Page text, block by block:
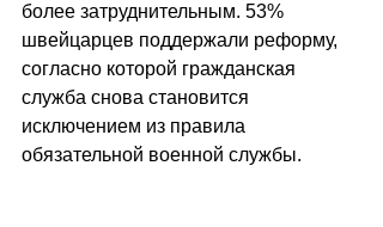
более затруднительным. 53%
швейцарцев поддержали реформу,
согласно которой гражданская
служба снова становится
исключением из правила
обязательной военной службы.